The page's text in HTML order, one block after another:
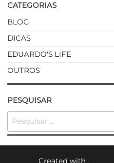
CATEGORIAS
BLOG
DICAS
EDUARDO'S LIFE
OUTROS
PESQUISAR
Created with